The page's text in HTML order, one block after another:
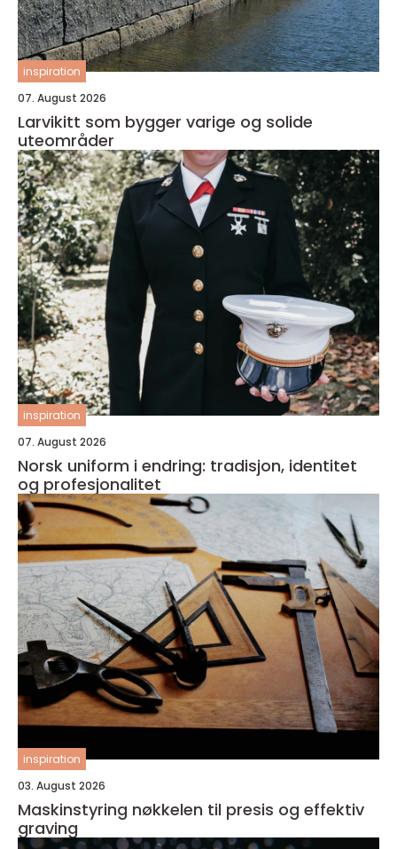
inspiration
07. August 2026
Larvikitt som bygger varige og solide
uteområder
inspiration
07. August 2026
Norsk uniform i endring: tradisjon, identitet
og profesjonalitet
inspiration
03. August 2026
Maskinstyring nøkkelen til presis og effektiv
graving